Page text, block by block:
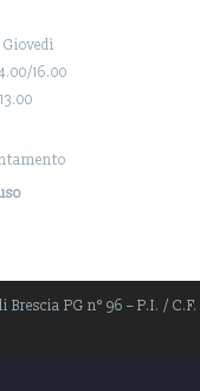
16.00
Brescia PG n° 96 – P.I. /